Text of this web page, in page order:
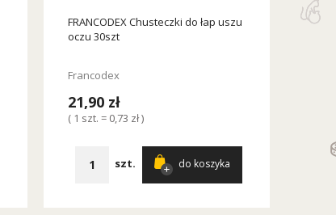
FRANCODEX Chusteczki do łap uszu
oczu 30szt
Francodex
21,90 zł
( 1 szt. = 0,73 zł )
szt. do koszyka